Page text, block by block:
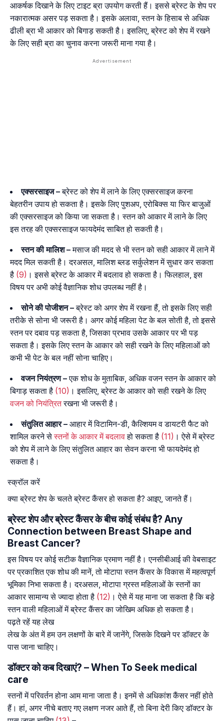
आकर्षक दिखाने के लिए टाइट ब्रा उपयोग करती हैं। इससे ब्रेस्ट के शेप पर
नकारात्मक असर पड़ सकता है। इसके अलावा, स्तन के हिसाब से अधिक
ढीली ब्रा भी आकार को बिगाड़ सकती है। इसलिए, ब्रेस्ट को शेप में रखने
के लिए सही ब्रा का चुनाव करना जरूरी माना गया है।
एक्सरसाइज –ब्रेस्ट को शेप में लाने के लिए एक्सरसाइज करना
बेहतरीन उपाय हो सकता है। इसके लिए पुशअप, एरोबिक्स या फिर बाजुओं
की एक्सरसाइज को किया जा सकता है। स्तन को आकार में लाने के लिए
इस तरह की एक्सरसाइज फायदेमंद साबित हो सकती है।
स्तन की मालिश –मसाज की मदद से भी स्तन को सही आकार में लाने में
मदद मिल सकती है। दरअसल, मालिश ब्लड सर्कुलेशन में सुधार कर सकता
है (9) । इससे ब्रेस्ट के आकार में बदलाव हो सकता है। फिलहाल, इस
विषय पर अभी कोई वैज्ञानिक शोध उपलब्ध नहीं है।
सोने की पोजीशन –ब्रेस्ट को अगर शेप में रखना हैं, तो इसके लिए सही
तरीके से सोना भी जरूरी है। अगर कोई महिला पेट के बल सोती है, तो इससे
स्तन पर दबाव पड़ सकता है, जिसका प्रभाव उसके आकार पर भी पड़
सकता है। इसके लिए स्तन के आकार को सही रखने के लिए महिलाओं को
कभी भी पेट के बल नहीं सोना चाहिए।
वजन नियंत्रण –एक शोध के मुताबिक, अधिक वजन स्तन के आकार को
बिगाड़ सकता है (10) । इसलिए, ब्रेस्ट के आकार को सही रखने के लिए
वजन को नियंत्रितरखना भी जरूरी है।
संतुलित आहार – आहार में विटामिन-डी, कैल्शियम व डायटरी फैट को
शामिल करने सेस्तनों के आकार में बदलावहो सकता है (11) । ऐसे में ब्रेस्ट
को शेप में लाने के लिए संतुलित आहार का सेवन करना भी फायदेमंद हो
सकता है।
स्क्रॉल करें
क्या ब्रेस्ट शेप के चलते ब्रेस्ट कैंसर हो सकता है? आइए, जानते हैं।
ब्रेस्ट शेप और ब्रेस्ट कैंसर के बीच कोई संबंध है? Any
Connection between Breast Shape and
Breast Cancer?
इस विषय पर कोई सटीक वैज्ञानिक प्रमाण नहीं है। एनसीबीआई की वेबसाइट
पर प्रकाशित एक शोध की मानें, तो मोटापा स्तन कैंसर के विकास में महत्वपूर्ण
भूमिका निभा सकता है। दरअसल, मोटापा ग्रस्त महिलाओं के स्तनों का
आकार सामान्य से ज्यादा होता है (12) । ऐसे में यह माना जा सकता है कि बड़े
स्तन वाली महिलाओं में ब्रेस्ट कैंसर का जोखिम अधिक हो सकता है।
पढ़ते रहें यह लेख
लेख के अंत में हम उन लक्षणों के बारे में जानेंगे, जिसके दिखने पर डॉक्टर के
पास जाना चाहिए।
डॉक्टर को कब दिखाएं? – When To Seek medical
care
स्तनों में परिवर्तन होना आम माना जाता है। इनमें से अधिकांश कैंसर नहीं होते
हैं। हां, अगर नीचे बताए गए लक्षण नजर आते हैं, तो बिना देरी किए डॉक्टर के